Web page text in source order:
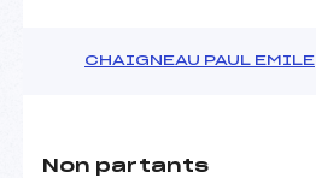
CHAIGNEAU PAUL EMILE
Non partants